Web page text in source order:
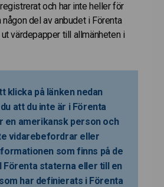
och har inte heller för
del av anbudet i Förenta
värdepapper till allmänheten i
klicka på länken nedan
att du inte är i Förenta
en amerikansk person och
vidarebefordrar eller
som finns på de
Förenta staterna eller till en
som har definierats i Förenta